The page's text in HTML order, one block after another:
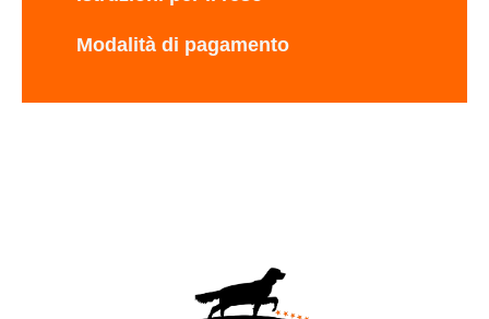
Modalità di pagamento